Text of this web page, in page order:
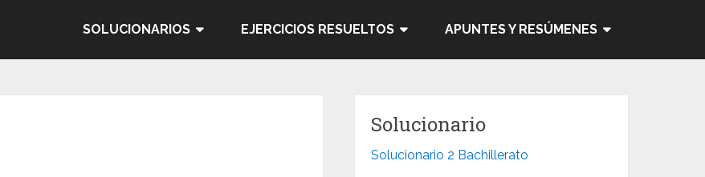
SOLUCIONARIOS EJERCICIOS RESUELTOS APUNTES Y RESÚMENES
Solucionario
Solucionario 2 Bachillerato